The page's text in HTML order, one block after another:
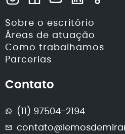
Sobre o escritório
Áreas de atuação
Como trabalhamos
Parcerias
Contato
(11) 97504-2194